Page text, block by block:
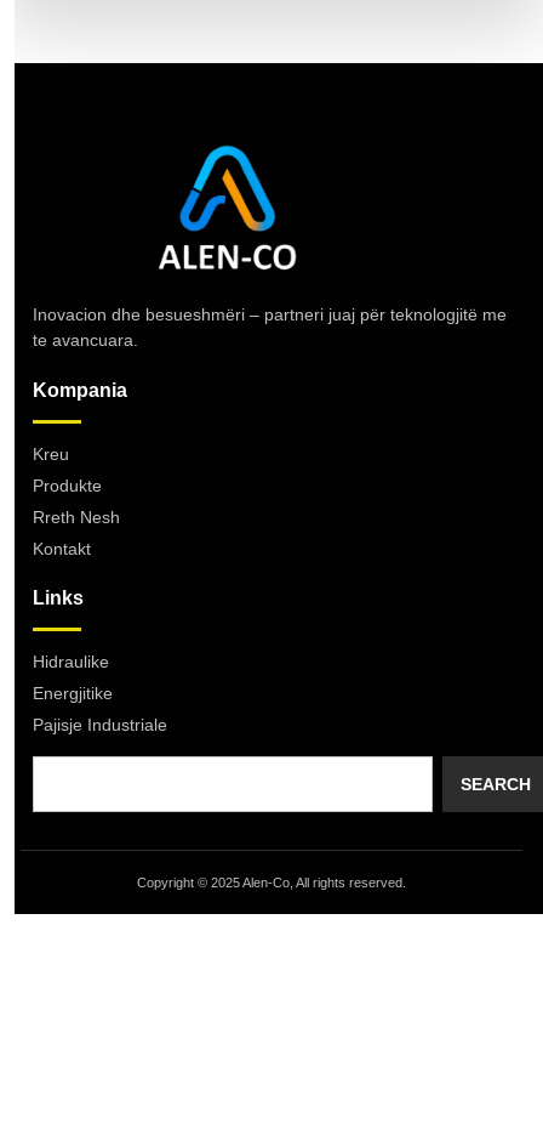
Inovacion dhe besueshmëri – partneri juaj për teknologjitë me
te avancuara.
Kompania
Kreu
Produkte
Rreth Nesh
Kontakt
Links
Hidraulike
Energjitike
Pajisje Industriale
SEARCH
Copyright © 2025 Alen-Co, All rights reserved.